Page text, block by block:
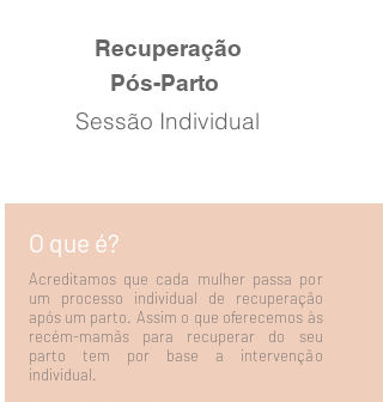
Recuperação
Pós-Parto
Sessão Individual
O que é?
Acreditamos que cada mulher passa por
um processo individual de recuperação
após um parto. Assim o que oferecemos às
recém-mamãs para recuperar do seu
parto tem por base a intervenção
individual.